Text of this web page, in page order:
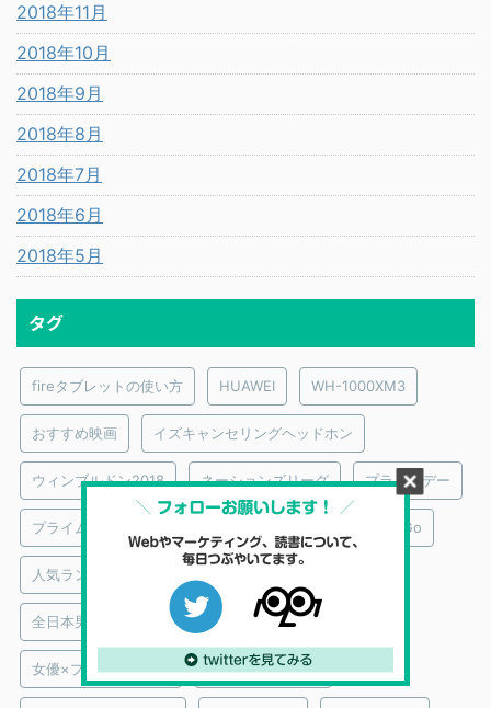
2018年11月
2018年10月
2018年9月
2018年8月
2018年7月
2018年6月
2018年5月
タグ
fireタブレットの使い方 HUAWEI WH-1000XM3
おすすめ映画 イズキャンセリングヘッドホン
ウィンブルドン2018 ネーションズリーグ プライムデー
プライムビデオ｜おすすめ映画監督 メンタリストDaiGo
人気ランキング
全日本男子バレーボール 大泉洋
女優×プライムビデオ 実際に買ってみた